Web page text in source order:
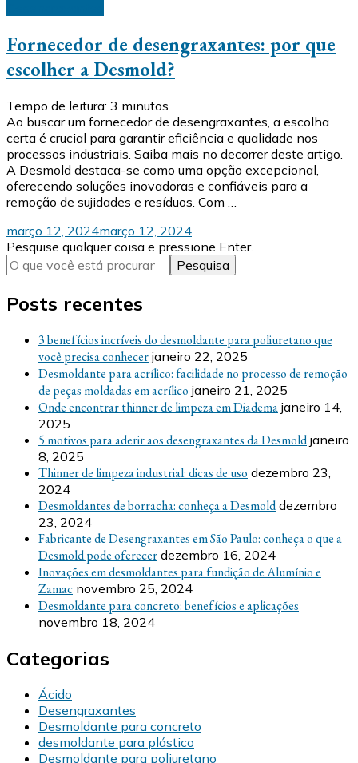
Fornecedor de desengraxantes: por que
escolher a Desmold?
Tempo de leitura: 3 minutos
Ao buscar um fornecedor de desengraxantes, a escolha
certa é crucial para garantir eficiência e qualidade nos
processos industriais. Saiba mais no decorrer deste artigo.
A Desmold destaca-se como uma opção excepcional,
oferecendo soluções inovadoras e confiáveis para a
remoção de sujidades e resíduos. Com …
março 12, 2024março 12, 2024
Procurando
algo?
Pesquise qualquer coisa e pressione Enter.
Posts recentes
3 benefícios incríveis do desmoldante para poliuretano que
você precisa conhecer janeiro 22, 2025
Desmoldante para acrílico: facilidade no processo de remoção
de peças moldadas em acrílico janeiro 21, 2025
Onde encontrar thinner de limpeza em Diadema janeiro 14,
2025
5 motivos para aderir aos desengraxantes da Desmold janeiro
8, 2025
Thinner de limpeza industrial: dicas de uso dezembro 23,
2024
Desmoldantes de borracha: conheça a Desmold dezembro
23, 2024
Fabricante de Desengraxantes em São Paulo: conheça o que a
Desmold pode oferecer dezembro 16, 2024
Inovações em desmoldantes para fundição de Alumínio e
Zamac novembro 25, 2024
Desmoldante para concreto: benefícios e aplicações
novembro 18, 2024
Categorias
Ácido
Desengraxantes
Desmoldante para concreto
desmoldante para plástico
Desmoldante para poliuretano